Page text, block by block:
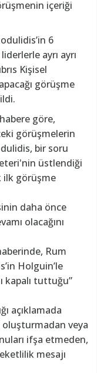
içeriği
6
ayrı ayrı
Kişisel
görüşme
göre,
görüşmelerin
bir soru
üstlendiği
ilk görüşme
daha önce
olacağını
Rum
Holguin’le
kapalı tuttuğu”
açıklamada
veya
ifşa etmeden,
mesajı